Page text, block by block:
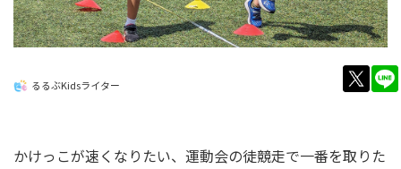
るるぶKidsライター
かけっこが速くなりたい、運動会の徒競走で一番を取りた